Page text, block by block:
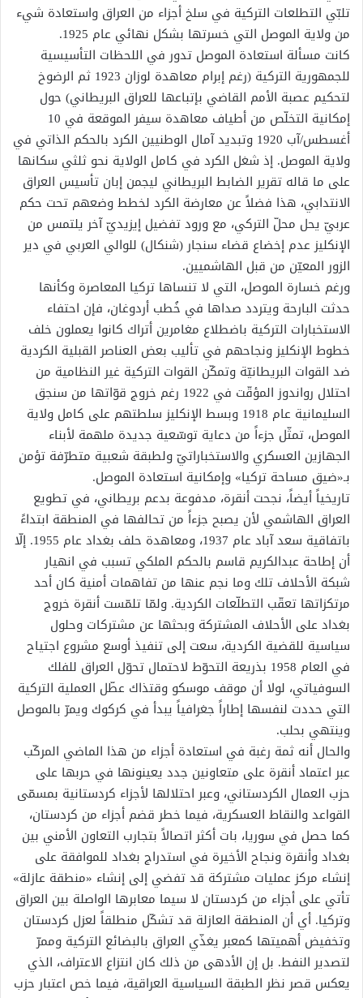
تلبّي التطلعات التركية في سلخ أجزاء من العراق واستعادة شيء
من ولاية الموصل التي خسرتها بشكل نهائي عام 1925.
كانت مسألة استعادة الموصل تدور في اللحظات التأسيسية
للجمهورية التركية (رغم إبرام معاهدة لوزان 1923 ثم الرضوخ
لتحكيم عصبة الأمم القاضي بإتباعها للعراق البريطاني) حول
إمكانية التخلّص من أطياف معاهدة سيفر الموقعة في 10
أغسطس/آب 1920 وتبديد آمال الوطنيين الكرد بالحكم الذاتي في
ولاية الموصل. إذ شغل الكرد في كامل الولاية نحو ثلثي سكانها
على ما قاله تقرير الضابط البريطاني ليجمن إبان تأسيس العراق
الانتدابي، هذا فضلاً عن معارضة الكرد لخطط وضعهم تحت حكم
عربيّ يحل محلّ التركي، مع ورود تفضيل إيزيديّ آخر يلتمس من
الإنكليز عدم إخضاع قضاء سنجار (شنكال) للوالي العربي في دير
الزور المعيّن من قبل الهاشميين.
ورغم خسارة الموصل، التي لا تنساها تركيا المعاصرة وكأنها
حدثت البارحة ويتردد صداها في خُطب أردوغان، فإن احتفاء
الاستخبارات التركية باضطلاع مغامرين أتراك كانوا يعملون خلف
خطوط الإنكليز ونجاحهم في تأليب بعض العناصر القبلية الكردية
ضد القوات البريطانيّة وتمكّن القوات التركية غير النظامية من
احتلال رواندوز المؤقّت في 1922 رغم خروج قوّاتها من سنجق
السليمانية عام 1918 وبسط الإنكليز سلطتهم على كامل ولاية
الموصل، تمثّل جزءاً من دعاية توسّعية جديدة ملهمة لأبناء
الجهازين العسكري والاستخباراتيّ ولطبقة شعبية متطرّفة تؤمن
بـ«ضيق مساحة تركيا» وإمكانية استعادة الموصل.
تاريخياً أيضاً، نجحت أنقرة، مدفوعة بدعم بريطاني، في تطويع
العراق الهاشمي لأن يصبح جزءاً من تحالفها في المنطقة ابتداءً
باتفاقية سعد آباد عام 1937، ومعاهدة حلف بغداد عام 1955. إلّا
أن إطاحة عبدالكريم قاسم بالحكم الملكي تسبب في انهيار
شبكة الأحلاف تلك وما نجم عنها من تفاهمات أمنية كان أحد
مرتكزاتها تعقّب التطلّعات الكردية. ولمّا تلمّست أنقرة خروج
بغداد على الأحلاف المشتركة وبحثها عن مشتركات وحلول
سياسية للقضية الكردية، سعت إلى تنفيذ أوسع مشروع اجتياح
في العام 1958 بذريعة التحوّط لاحتمال تحوّل العراق للفلك
السوفياتي، لولا أن موقف موسكو وقتذاك عطّل العملية التركية
التي حددت لنفسها إطاراً جغرافياً يبدأ في كركوك ويمرّ بالموصل
وينتهي بحلب.
والحال أنه ثمة رغبة في استعادة أجزاء من هذا الماضي المركّب
عبر اعتماد أنقرة على متعاونين جدد يعينونها في حربها على
حزب العمال الكردستاني، وعبر احتلالها لأجزاء كردستانية بمسمّى
القواعد والنقاط العسكرية، فيما خطر قضم أجزاء من كردستان،
كما حصل في سوريا، بات أكثر اتصالاً بتجارب التعاون الأمني بين
بغداد وأنقرة ونجاح الأخيرة في استدراج بغداد للموافقة على
إنشاء مركز عمليات مشتركة قد تفضي إلى إنشاء «منطقة عازلة»
تأتي على أجزاء من كردستان لا سيما معابرها الواصلة بين العراق
وتركيا. أي أن المنطقة العازلة قد تشكّل منطلقاً لعزل كردستان
وتخفيض أهميتها كمعبر يغذّي العراق بالبضائع التركية وممرّ
لتصدير النفط. بل إن الأدهى من ذلك كان انتزاع الاعتراف، الذي
يعكس قصر نظر الطبقة السياسية العراقية، فيما خص اعتبار حزب